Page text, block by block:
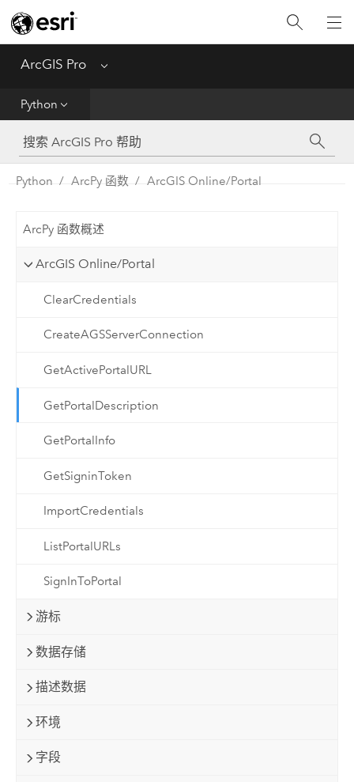
ArcGIS Pro Menu
Python
工具参考
Python
Python ArcPy 函数 ArcGIS Online/Portal
ArcPy 函数概述
ArcGIS Online/Portal
ClearCredentials
CreateAGSServerConnection
GetActivePortalURL
GetPortalDescription
GetPortalInfo
GetSigninToken
ImportCredentials
ListPortalURLs
SignInToPortal
游标
数据存储
描述数据
环境
字段